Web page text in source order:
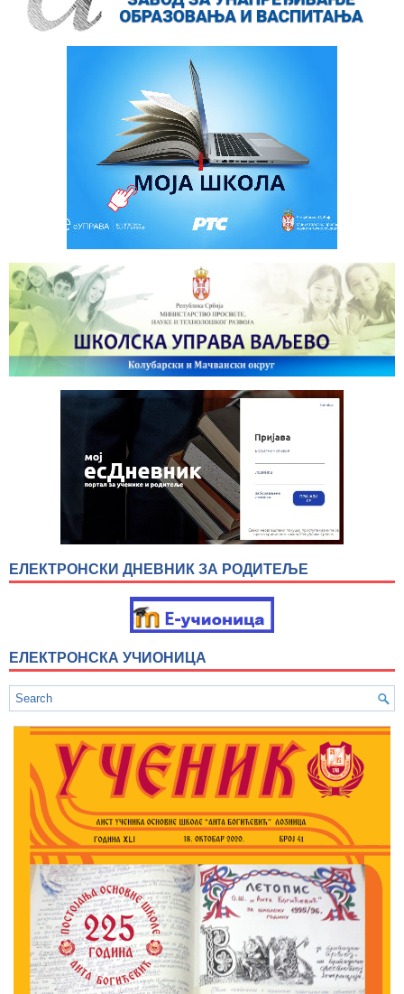
ЕЛЕКТРОНСКИ ДНЕВНИК ЗА РОДИТЕЉЕ
ЕЛЕКТРОНСКА УЧИОНИЦА